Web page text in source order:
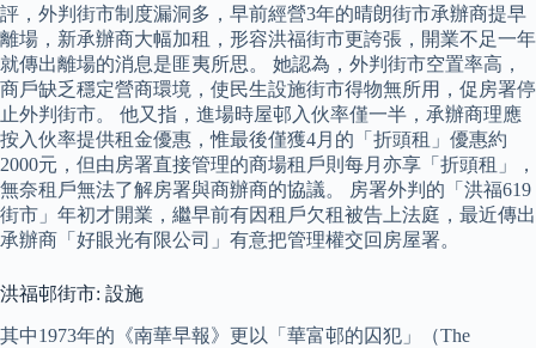
評，外判街市制度漏洞多，早前經營3年的晴朗街市承辦商提早
離場，新承辦商大幅加租，形容洪福街市更誇張，開業不足一年
就傳出離場的消息是匪夷所思。 她認為，外判街市空置率高，
商戶缺乏穩定營商環境，使民生設施街市得物無所用，促房署停
止外判街市。 他又指，進場時屋邨入伙率僅一半，承辦商理應
按入伙率提供租金優惠，惟最後僅獲4月的「折頭租」優惠約
2000元，但由房署直接管理的商場租戶則每月亦享「折頭租」，
無奈租戶無法了解房署與商辦商的協議。 房署外判的「洪福619
街市」年初才開業，繼早前有因租戶欠租被告上法庭，最近傳出
承辦商「好眼光有限公司」有意把管理權交回房屋署。
洪福邨街市: 設施
其中1973年的《南華早報》更以「華富邨的囚犯」（The